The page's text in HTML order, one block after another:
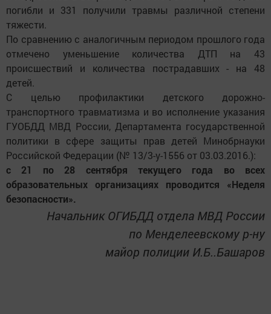
погибли и 331 получили травмы различной степени
тяжести.
По сравнению с аналогичным периодом прошлого года
отмечено уменьшение количества ДТП на 43
происшествий и количества пострадавших - на 48
детей.
С целью профилактики детского дорожно-
транспортного травматизма и во исполнение указания
ГУОБДД МВД России, Департамента государственной
политики в сфере защиты прав детей Минобрнауки
Российской Федерации (№ 13/3-у-1556 от 03.03.2016.):
с 21 по 28 сентября текущего года во всех
образовательных организациях проводится «Неделя
безопасности».
Начальник ОГИБДД отдела МВД России
по Менделеевскому р-ну
майор полиции И.Б..Башаров